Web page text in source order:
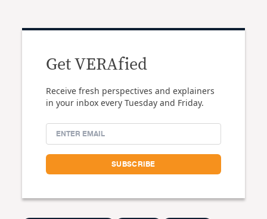
Get VERAfied
Receive fresh perspectives and explainers
in your inbox every Tuesday and Friday.